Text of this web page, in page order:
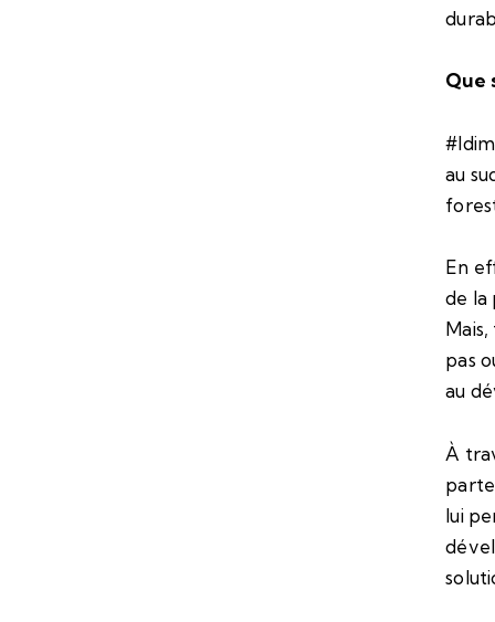
Que
au
En
de la
pas
au
À
lui